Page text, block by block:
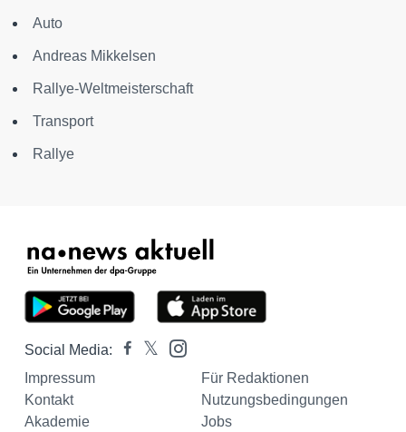
Auto
Andreas Mikkelsen
Rallye-Weltmeisterschaft
Transport
Rallye
Social Media:
Impressum
Für Redaktionen
Kontakt
Nutzungsbedingungen
Akademie
Jobs